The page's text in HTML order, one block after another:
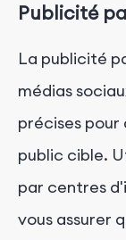
Publicité
La publicité
médias
précises
public cible.
par centres
vous assurer